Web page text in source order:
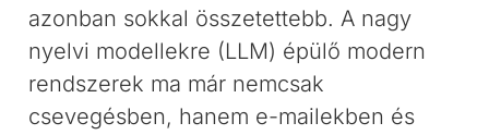
azonban sokkal összetettebb. A nagy
nyelvi modellekre (LLM) épülő modern
rendszerek ma már nemcsak
csevegésben, hanem e-mailekben és